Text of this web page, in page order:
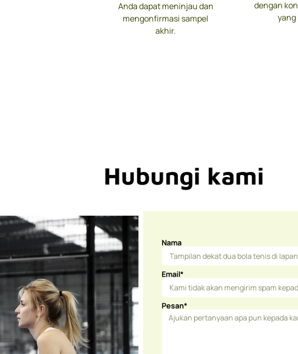
Anda dapat meninjau dan
mengonfirmasi sampel
akhir.
dengan
yang
Hubungi kami
Email*
Pesan*